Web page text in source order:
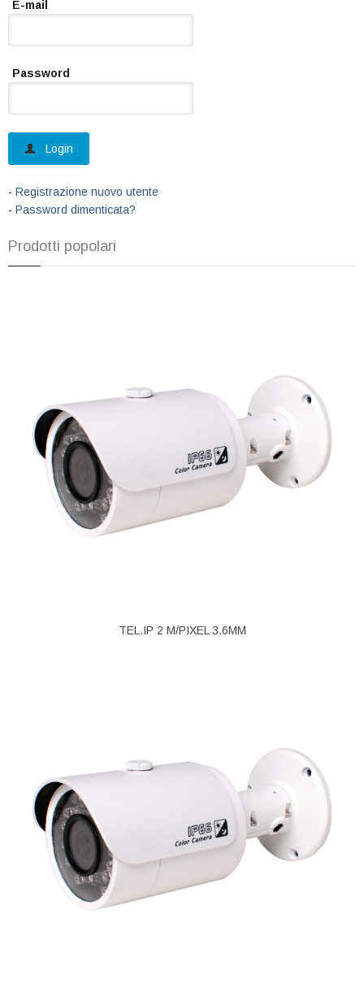
E-mail
Password
Login
- Registrazione nuovo utente
- Password dimenticata?
Prodotti popolari
TEL.IP 2 M/PIXEL 3.6MM